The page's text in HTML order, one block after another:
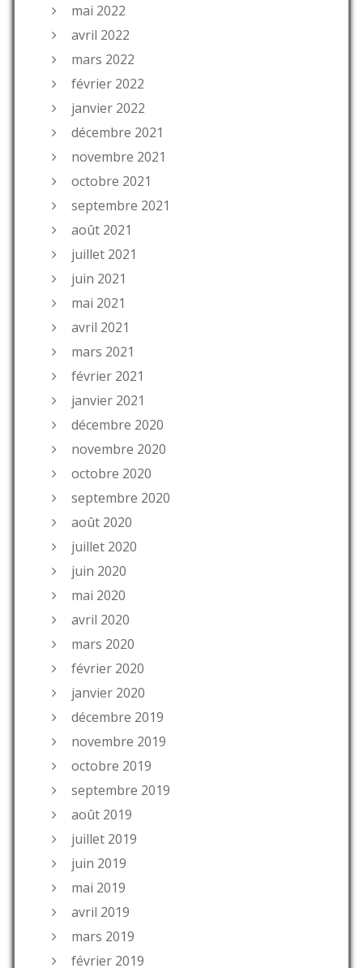
mai 2022
avril 2022
mars 2022
février 2022
janvier 2022
décembre 2021
novembre 2021
octobre 2021
septembre 2021
août 2021
juillet 2021
juin 2021
mai 2021
avril 2021
mars 2021
février 2021
janvier 2021
décembre 2020
novembre 2020
octobre 2020
septembre 2020
août 2020
juillet 2020
juin 2020
mai 2020
avril 2020
mars 2020
février 2020
janvier 2020
décembre 2019
novembre 2019
octobre 2019
septembre 2019
août 2019
juillet 2019
juin 2019
mai 2019
avril 2019
mars 2019
février 2019